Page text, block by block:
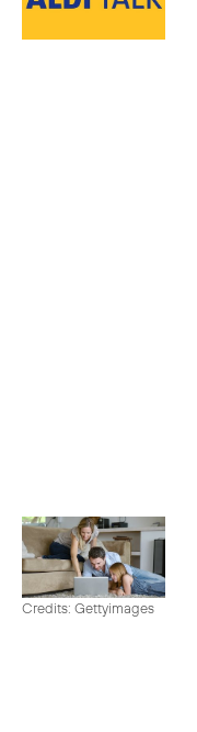
Credits: Gettyimages